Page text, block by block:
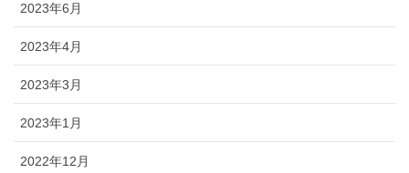
2023年6月
2023年4月
2023年3月
2023年1月
2022年12月